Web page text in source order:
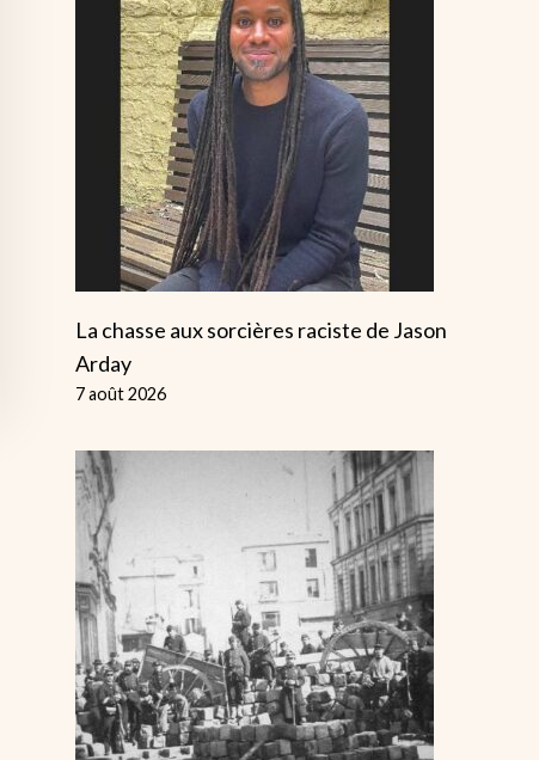
La chasse aux sorcières raciste de Jason
Arday
7 août 2026